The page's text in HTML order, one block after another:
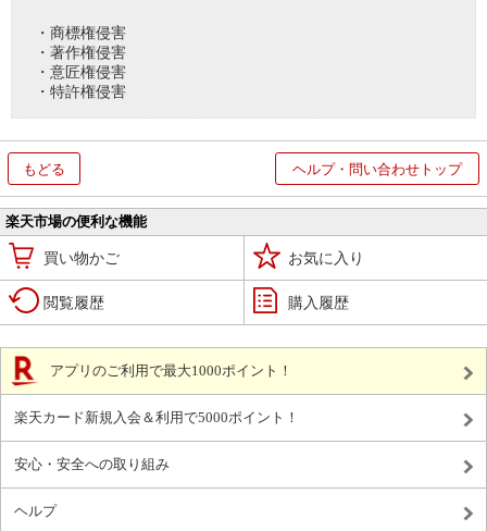
・商標権侵害
・著作権侵害
・意匠権侵害
・特許権侵害
もどる ヘルプ・問い合わせトップ
楽天市場の便利な機能
買い物かご お気に入り
閲覧履歴 購入履歴
アプリのご利用で最大1000ポイント！
楽天カード新規入会＆利用で5000ポイント！
安心・安全への取り組み
ヘルプ